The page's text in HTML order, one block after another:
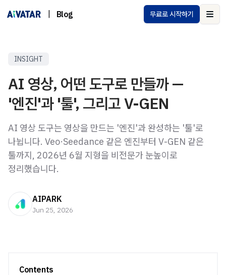
Blog 무료로 시작하기
INSIGHT
AI 영상, 어떤 도구로 만들까 —
'엔진'과 '툴', 그리고 V-GEN
AI 영상 도구는 영상을 만드는 '엔진'과 완성하는 '툴'로
나뉩니다. Veo·Seedance 같은 엔진부터 V-GEN 같은
툴까지, 2026년 6월 지형을 비전문가 눈높이로
정리했습니다.
AIPARK
Jun 25, 2026
Contents